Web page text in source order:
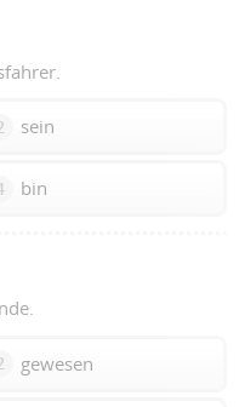
sein
bin
gewesen